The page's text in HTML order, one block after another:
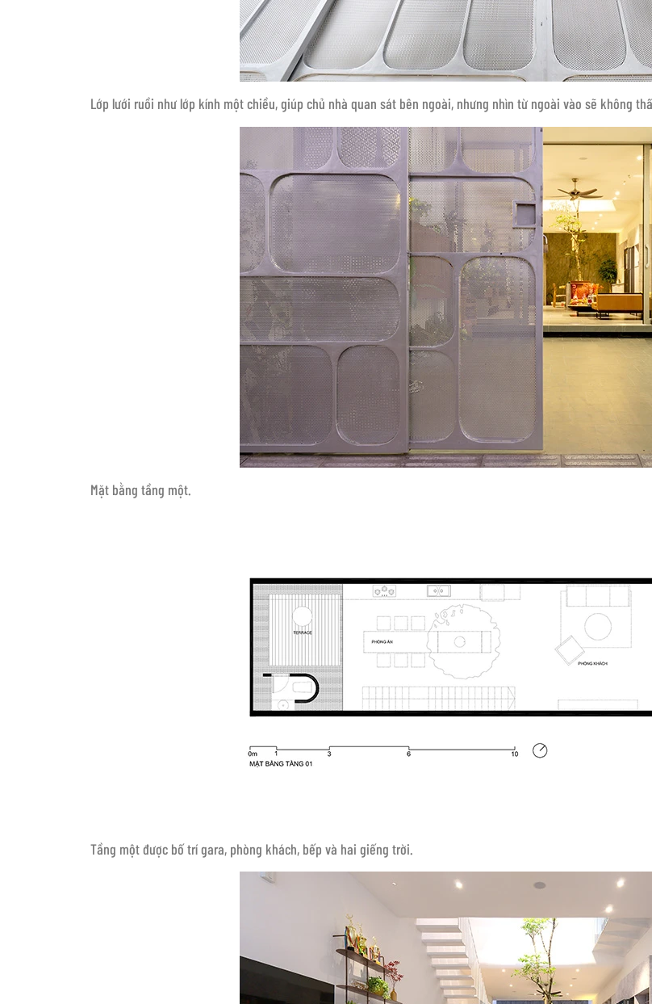
Lớp lưới ruồi như lớp kính một chiều, giúp chủ nhà quan sát bên ngoài, nhưng nhìn từ ngoài vào sẽ không
Mặt bằng tầng một.
Tầng một được bố trí gara, phòng khách, bếp và hai giếng trời.